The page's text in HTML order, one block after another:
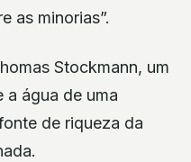
as minorias”.
Stockmann, um
a água de uma
de riqueza da